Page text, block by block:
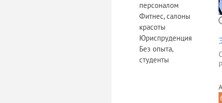
персоналом
Фитнес, салоны
красоты
Юриспруденция
Без опыта,
студенты